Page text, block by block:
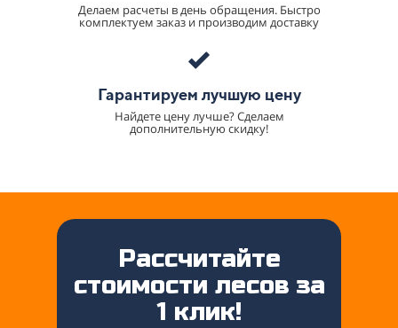
Делаем расчеты в день обращения. Быстро
комплектуем заказ и производим доставку
Гарантируем лучшую цену
Найдете цену лучше? Сделаем
дополнительную скидку!
Рассчитайте
стоимости лесов за
1 клик!